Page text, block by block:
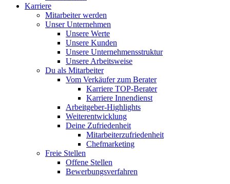
Karriere
Mitarbeiter werden
Unser Unternehmen
Unsere Werte
Unsere Kunden
Unsere Unternehmensstruktur
Unsere Arbeitsweise
Du als Mitarbeiter
Vom Verkäufer zum Berater
Karriere TOP-Berater
Karriere Innendienst
Arbeitgeber-Highlights
Weiterentwicklung
Deine Zufriedenheit
Mitarbeiterzufriedenheit
Chefmarketing
Freie Stellen
Offene Stellen
Bewerbungsverfahren